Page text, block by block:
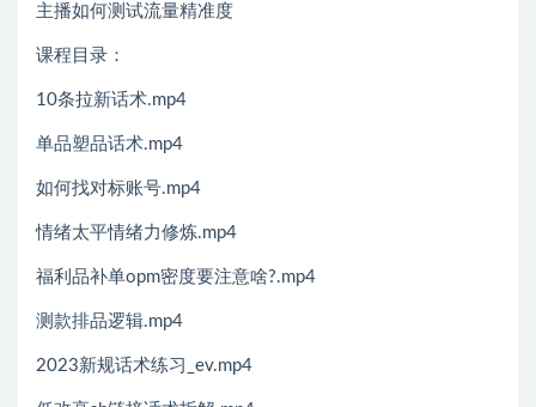
主播如何测试流量精准度
课程目录：
10条拉新话术.mp4
单品塑品话术.mp4
如何找对标账号.mp4
情绪太平情绪力修炼.mp4
福利品补单opm密度要注意啥?.mp4
测款排品逻辑.mp4
2023新规话术练习_ev.mp4